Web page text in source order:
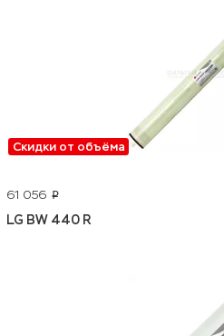
Скидки от объёма
61 056 p
LG BW 440 R